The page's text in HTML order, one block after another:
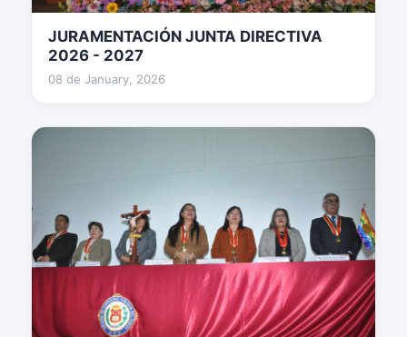
170 fotos
JURAMENTACIÓN JUNTA DIRECTIVA
2026 - 2027
08 de January, 2026